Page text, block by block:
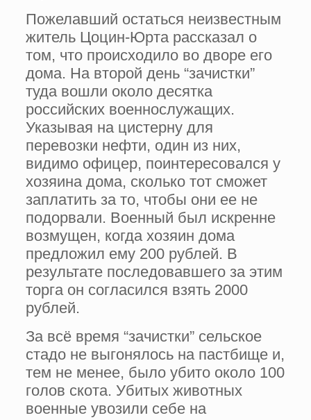
Пожелавший остаться неизвестным
житель Цоцин-Юрта рассказал о
том, что происходило во дворе его
дома. На второй день “зачистки”
туда вошли около десятка
российских военнослужащих.
Указывая на цистерну для
перевозки нефти, один из них,
видимо офицер, поинтересовался у
хозяина дома, сколько тот сможет
заплатить за то, чтобы они ее не
подорвали. Военный был искренне
возмущен, когда хозяин дома
предложил ему 200 рублей. В
результате последовавшего за этим
торга он согласился взять 2000
рублей.
За всё время “зачистки” сельское
стадо не выгонялось на пастбище и,
тем не менее, было убито около 100
голов скота. Убитых животных
военные увозили себе на